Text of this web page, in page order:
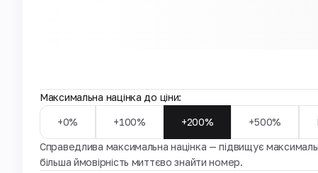
Максимальна націнка до ціни:
+0% +100% +200% +500%
Справедлива максимальна націнка — підвищує
більша ймовірність миттєво знайти номер.